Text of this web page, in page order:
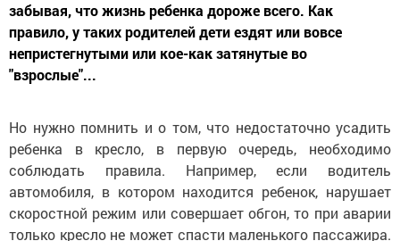
забывая, что жизнь ребенка дороже всего. Как
правило, у таких родителей дети ездят или вовсе
непристегнутыми или кое-как затянутые во
"взрослые"...
Но нужно помнить и о том, что недостаточно усадить
ребенка в кресло, в первую очередь, необходимо
соблюдать правила. Например, если водитель
автомобиля, в котором находится ребенок, нарушает
скоростной режим или совершает обгон, то при аварии
только кресло не может спасти маленького пассажира.